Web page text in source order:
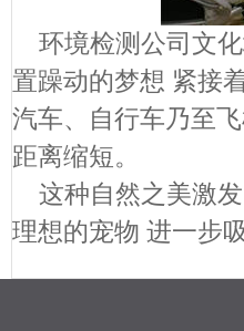
环境检测公司文
置躁动的梦想 紧接
汽车、自行车乃至
距离缩短。
这种自然之美激
理想的宠物 进一步